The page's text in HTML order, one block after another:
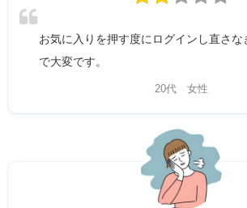
お気に入りを押す度にログインし直さな
で大変です。
20代 女性